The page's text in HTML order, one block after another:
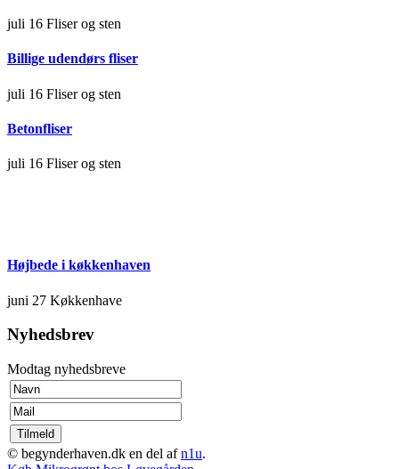
juli 16 Fliser og sten
Billige udendørs fliser
juli 16 Fliser og sten
Betonfliser
juli 16 Fliser og sten
Højbede i køkkenhaven
juni 27 Køkkenhave
Nyhedsbrev
Modtag nyhedsbreve
© begynderhaven.dk en del afn1u.